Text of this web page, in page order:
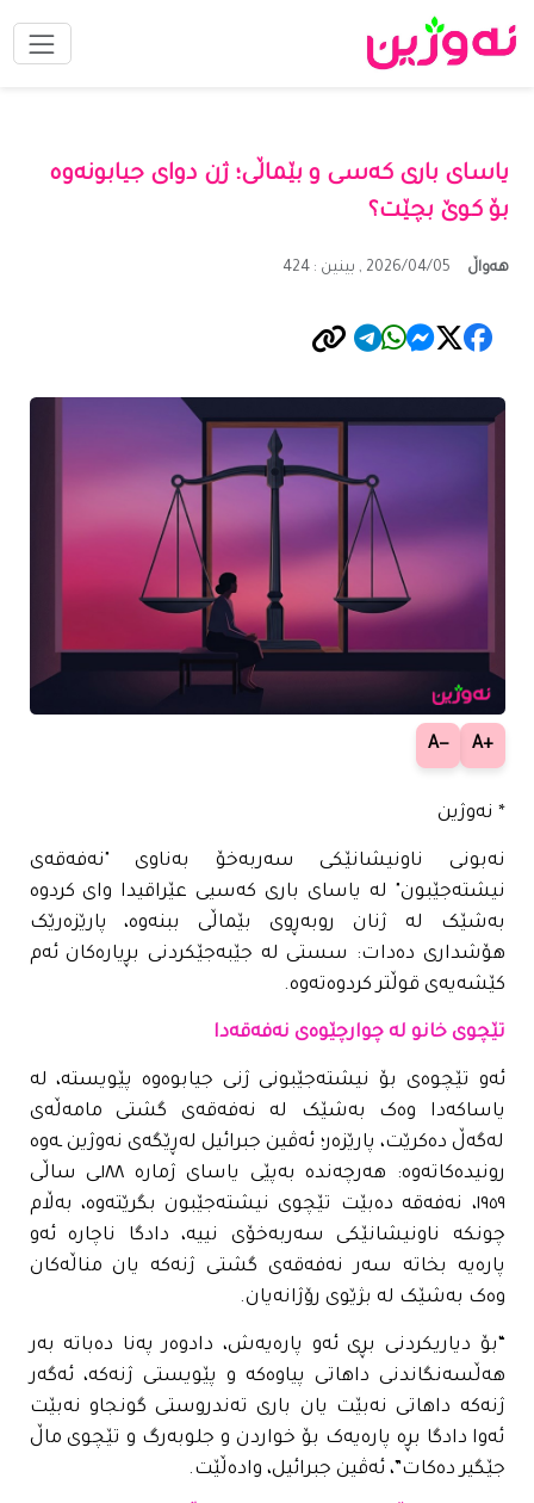
یاسای باری کەسی و بێماڵی؛ ژن دوای جیابونەوە
بۆ کوێ بچێت؟
ھەواڵ 2026/04/05 , بینین : 424
+A
−A
* نەوژین
نەبونی ناونیشانێکی سەربەخۆ بەناوی "نەفەقەی
نیشتەجێبون" لە یاسای باری کەسیی عێراقیدا وای کردوە
بەشێک لە ژنان روبەڕوی بێماڵی ببنەوە، پارێزەرێک
هۆشداری دەدات: سستی لە جێبەجێکردنی بڕیارەکان ئەم
کێشەیەی قوڵتر کردوەتەوە.
تێچوی خانو لە چوارچێوەی نەفەقەدا
ئەو تێچوەی بۆ نیشتەجێبونی ژنی جیابوەوە پێویستە، لە
یاساکەدا وەک بەشێک لە نەفەقەی گشتی مامەڵەی
لەگەڵ دەکرێت، پارێزەر؛ ئەڤین جبرائیل لەڕێگەی نەوژین ـەوە
رونیدەکاتەوە: هەرچەندە بەپێی یاسای ژمارە ١٨٨ـی ساڵی
١٩٥٩، نەفەقە دەبێت تێچوی نیشتەجێبون بگرێتەوە، بەڵام
چونکە ناونیشانێکی سەربەخۆی نییە، دادگا ناچارە ئەو
پارەیە بخاتە سەر نەفەقەی گشتی ژنەکە یان مناڵەکان
وەک بەشێک لە بژێوی رۆژانەیان.
“بۆ دیاریکردنی بڕی ئەو پارەیەش، دادوەر پەنا دەباتە بەر
هەڵسەنگاندنی داهاتی پیاوەکە و پێویستی ژنەکە، ئەگەر
ژنەکە داهاتی نەبێت یان باری تەندروستی گونجاو نەبێت
ئەوا دادگا بڕە پارەیەک بۆ خواردن و جلوبەرگ و تێچوی ماڵ
جێگیر دەکات”، ئەڤین جبرائیل، وادەڵێت.